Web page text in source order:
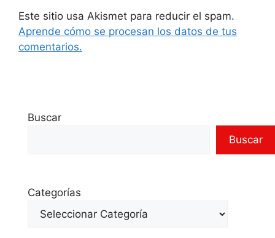
Este sitio usa Akismet para reducir el spam.
Aprende cómo se procesan los datos de tus
comentarios.
Buscar
Buscar
Categorías